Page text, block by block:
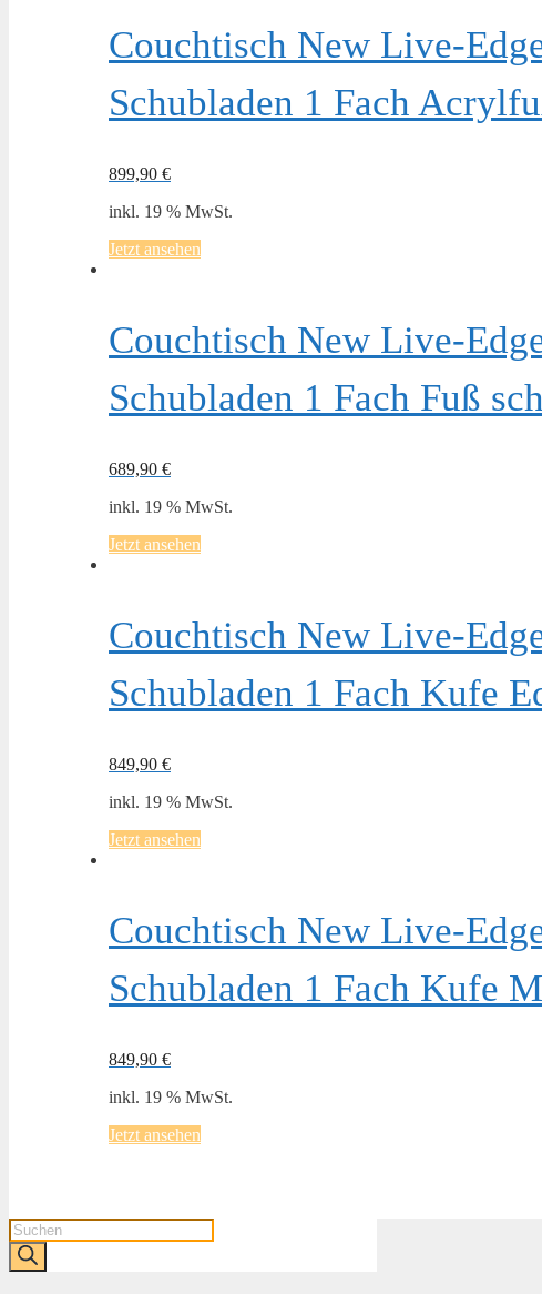
Couchtisch New Live-
Schubladen 1 Fach
899,90 €
inkl. 19 % MwSt.
Jetzt ansehen
Couchtisch New Live-
Schubladen 1 Fach Fuß
689,90 €
inkl. 19 % MwSt.
Jetzt ansehen
Couchtisch New Live-
Schubladen 1 Fach Kufe
849,90 €
inkl. 19 % MwSt.
Jetzt ansehen
Couchtisch New Live-
Schubladen 1 Fach Kufe
849,90 €
inkl. 19 % MwSt.
Jetzt ansehen
Products
search